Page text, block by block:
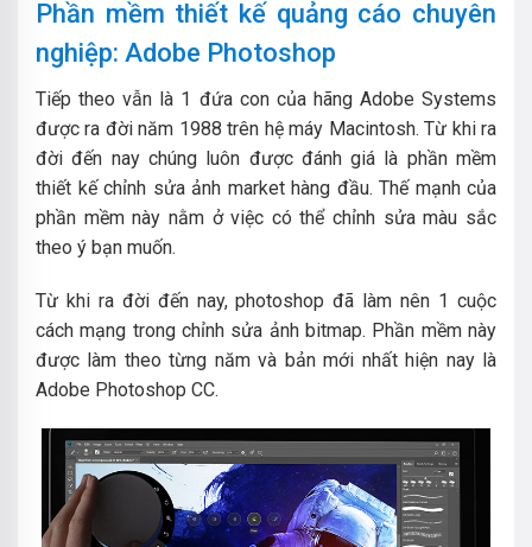
Phần mềm thiết kế quảng cáo chuyên
nghiệp: Adobe Photoshop
Tiếp theo vẫn là 1 đứa con của hãng Adobe Systems
được ra đời năm 1988 trên hệ máy Macintosh. Từ khi ra
đời đến nay chúng luôn được đánh giá là phần mềm
thiết kế chỉnh sửa ảnh market hàng đầu. Thế mạnh của
phần mềm này nằm ở việc có thể chỉnh sửa màu sắc
theo ý bạn muốn.
Từ khi ra đời đến nay, photoshop đã làm nên 1 cuộc
cách mạng trong chỉnh sửa ảnh bitmap. Phần mềm này
được làm theo từng năm và bản mới nhất hiện nay là
Adobe Photoshop CC.